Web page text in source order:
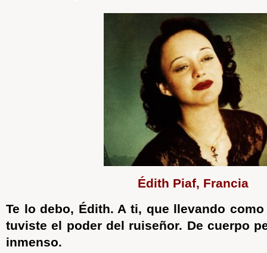
Édith Piaf, Francia
Te lo debo, Édith. A ti, que llevando
tuviste el poder del ruiseñor. De cuerpo
inmenso.